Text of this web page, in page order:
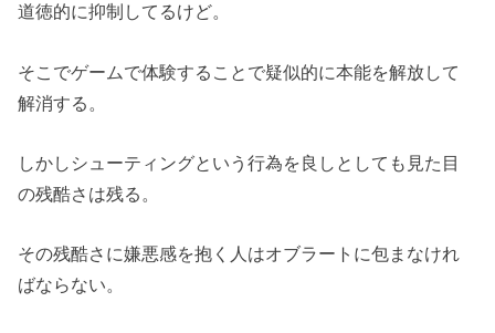
道徳的に抑制してるけど。
そこでゲームで体験することで疑似的に本能を解放して
解消する。
しかしシューティングという行為を良しとしても見た目
の残酷さは残る。
その残酷さに嫌悪感を抱く人はオブラートに包まなけれ
ばならない。